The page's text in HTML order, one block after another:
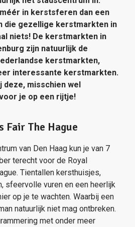
in kerstsferen dan een
die gezellige kerstmarkten in
niets! De kerstmarkten in
zijn natuurlijk de
kerstmarkten,
interessante kerstmarkten.
deze, misschien wel
je op een rijtje!
Fair The Hague
van Den Haag kun je van 7
terecht voor de Royal
Tientallen kersthuisjes,
sfeervolle vuren en een heerlijk
op je te wachten. Waarbij een
natuurlijk niet mag ontbreken.
met onder meer